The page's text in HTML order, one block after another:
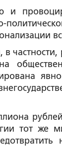
и
в
тот